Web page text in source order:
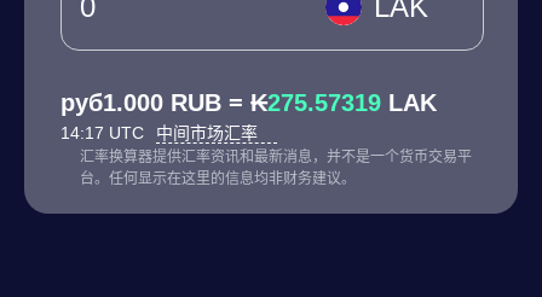
LAK
руб1.000 RUB = ₭275.57319 LAK
14:17 UTC 中间市场汇率
汇率换算器提供汇率资讯和最新消息，并不是一个货币交易平
台。任何显示在这里的信息均非财务建议。